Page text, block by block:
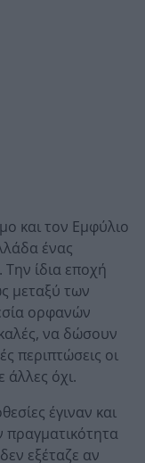
και τον Εμφύλιο
ένας
ίδια εποχή
μεταξύ των
ορφανών
να δώσουν
περιπτώσεις οι
όχι.
έγιναν και
πραγματικότητα
εξέταζε αν